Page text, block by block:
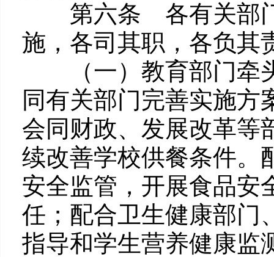
第六条 各有关部门
施，各司其职，各负其
（一）教育部门牵头
同有关部门完善实施方
会同财政、发展改革等
续改善学校供餐条件。
安全监管，开展食品安
任；配合卫生健康部门
指导和学生营养健康监